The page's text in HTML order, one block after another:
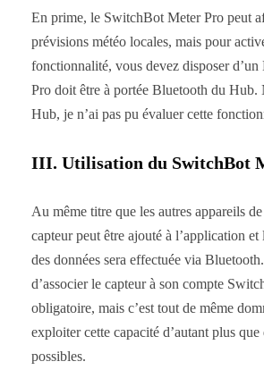
En prime, le SwitchBot Meter Pro peut
prévisions météo locales, mais pour
fonctionnalité, vous devez disposer
Pro doit être à portée Bluetooth du Hub.
Hub, je n’ai pas pu évaluer cette
III. Utilisation du SwitchBot
Au même titre que les autres appareils
capteur peut être ajouté à l’application
des données sera effectuée via
d’associer le capteur à son compte
obligatoire, mais c’est tout de même
exploiter cette capacité d’autant plus que
possibles.